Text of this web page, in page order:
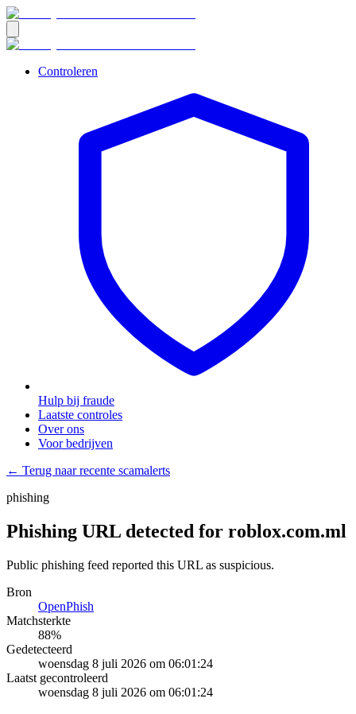
Controleren
Hulp bij fraude
Laatste controles
Over ons
Voor bedrijven
← Terug naar recente scamalerts
phishing
Phishing URL detected for roblox.com.ml
Public phishing feed reported this URL as suspicious.
Bron
OpenPhish
Matchsterkte
88%
Gedetecteerd
woensdag 8 juli 2026 om 06:01:24
Laatst gecontroleerd
woensdag 8 juli 2026 om 06:01:24